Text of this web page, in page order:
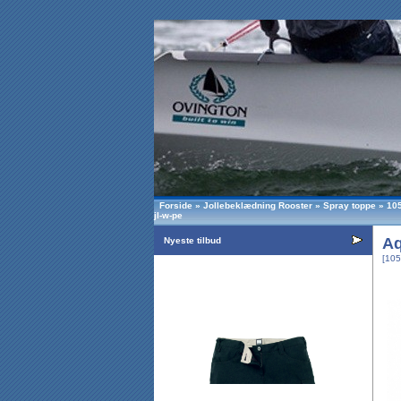
Forside » Jollebeklædning Rooster » Spray toppe »
jl-w-pe
Nyeste tilbud